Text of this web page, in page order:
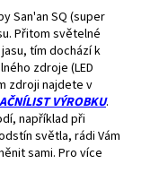
San'an SQ (super
Přitom světelné
tím dochází k
zdroje (LED
zdroji najdete v
VÝROBKU.
například při
světla, rádi Vám
sami. Pro více